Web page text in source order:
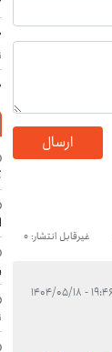
ارسال
غیرقابل انتشار: 0
- ۱۴۰۴/۰۵/۱۸